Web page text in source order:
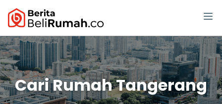
Cari Rumah Tangerang